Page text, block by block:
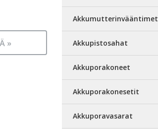
»
Akkumutterinvääntimet
Akkupistosahat
Akkuporakoneet
Akkuporakonesetit
Akkuporavasarat